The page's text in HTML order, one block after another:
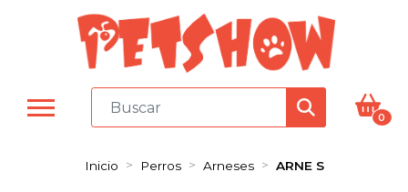
0
Inicio Perros Arneses ARNE S